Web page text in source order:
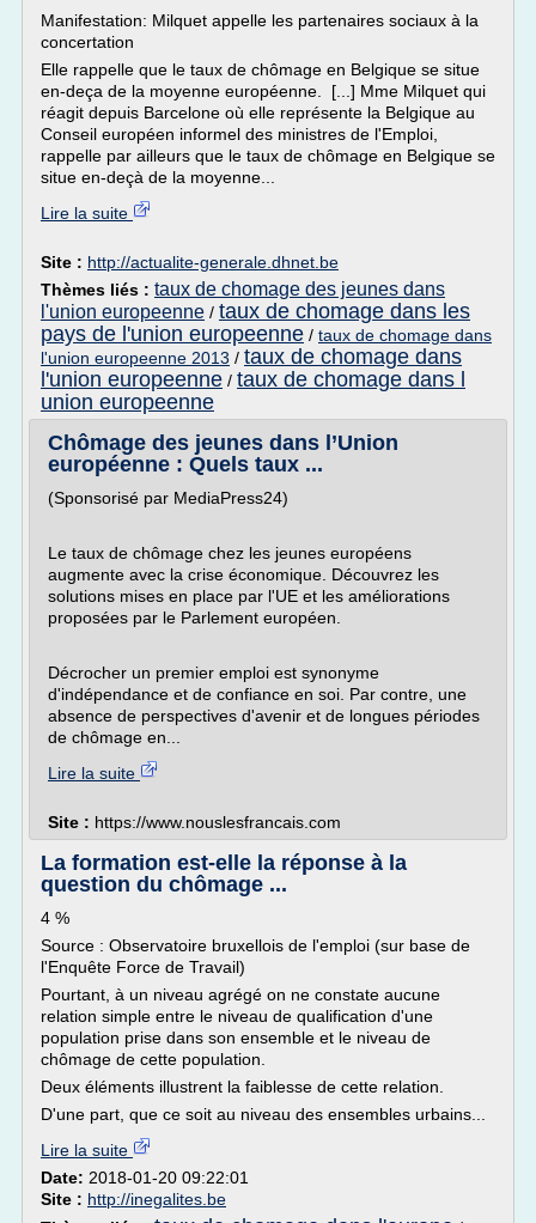
Manifestation: Milquet appelle les partenaires sociaux à la
concertation
Elle rappelle que le taux de chômage en Belgique se situe
en-deça de la moyenne européenne. [...] Mme Milquet qui
réagit depuis Barcelone où elle représente la Belgique au
Conseil européen informel des ministres de l'Emploi,
rappelle par ailleurs que le taux de chômage en Belgique se
situe en-deçà de la moyenne...
Lire la suite
Site : http://actualite-generale.dhnet.be
Thèmes liés : taux de chomage des jeunes dans
l'union europeenne / taux de chomage dans les
pays de l'union europeenne / taux de chomage dans
l'union europeenne 2013 / taux de chomage dans
l'union europeenne / taux de chomage dans l
union europeenne
Chômage des jeunes dans l’Union
européenne : Quels taux ...
(Sponsorisé par MediaPress24)
Le taux de chômage chez les jeunes européens
augmente avec la crise économique. Découvrez les
solutions mises en place par l'UE et les améliorations
proposées par le Parlement européen.
Décrocher un premier emploi est synonyme
d'indépendance et de confiance en soi. Par contre, une
absence de perspectives d'avenir et de longues périodes
de chômage en...
Lire la suite
Site : https://www.nouslesfrancais.com
La formation est-elle la réponse à la
question du chômage ...
4 %
Source : Observatoire bruxellois de l'emploi (sur base de
l'Enquête Force de Travail)
Pourtant, à un niveau agrégé on ne constate aucune
relation simple entre le niveau de qualification d'une
population prise dans son ensemble et le niveau de
chômage de cette population.
Deux éléments illustrent la faiblesse de cette relation.
D'une part, que ce soit au niveau des ensembles urbains...
Lire la suite
Date: 2018-01-20 09:22:01
Site : http://inegalites.be